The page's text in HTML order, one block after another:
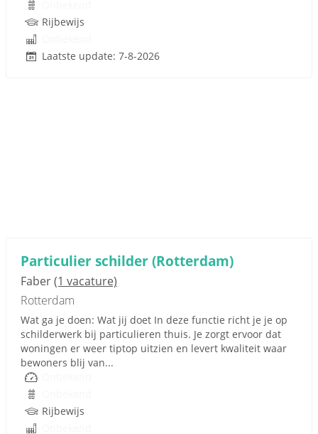
Rijbewijs
Laatste update: 7-8-2026
Particulier schilder (Rotterdam)
Faber(1 vacature)
Rotterdam
Wat ga je doen: Wat jij doet In deze functie richt je je op
schilderwerk bij particulieren thuis. Je zorgt ervoor dat
woningen er weer tiptop uitzien en levert kwaliteit waar
bewoners blij van...
Rijbewijs